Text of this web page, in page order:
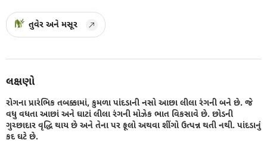
તુવેર અને મસૂર
લક્ષણો
રોગના પ્રારંભિક તબક્કામાં, કુમળા પાંદડાની નસો આછા લીલા રંગની બને છે. જે
વધુ વધતા આછાં અને ઘાટાં લીલા રંગની મોઝેક ભાત વિકસાવે છે. છોડની
ગુચ્છાદાર વૃદ્ધિ થાય છે અને તેના પર ફૂલો અથવા શીંગો ઉત્પન્ન થતી નથી. પાંદડાનું
કદ ઘટે છે.